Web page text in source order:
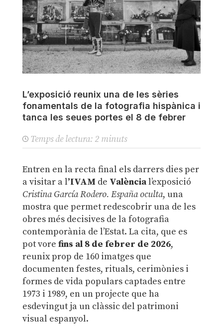
L’exposició reunix una de les sèries
fonamentals de la fotografia hispànica i
tanca les seues portes el 8 de febrer
Temps de lectura: 2 minuts
Entren en la recta final els darrers dies per
a visitar a l’IVAM de Valèncial’exposició
Cristina García Rodero. España oculta, una
mostra que permet redescobrir una de les
obres més decisives de la fotografia
contemporània de l’Estat. La cita, que es
pot vore fins al 8 de febrer de 2026,
reunix prop de 160 imatges que
documenten festes, rituals, cerimònies i
formes de vida populars captades entre
1973 i 1989, en un projecte que ha
esdevingut ja un clàssic del patrimoni
visual espanyol.